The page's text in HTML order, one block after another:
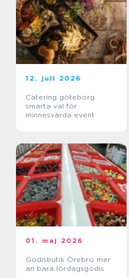
12. juli 2026
Catering göteborg
smarta val för
minnesvärda event
01. maj 2026
Godisbutik Örebro mer
än bara lördagsgodis